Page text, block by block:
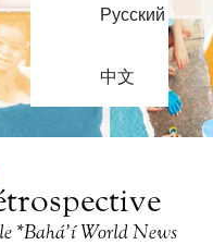
Русский
中文
*Bahá’í World News